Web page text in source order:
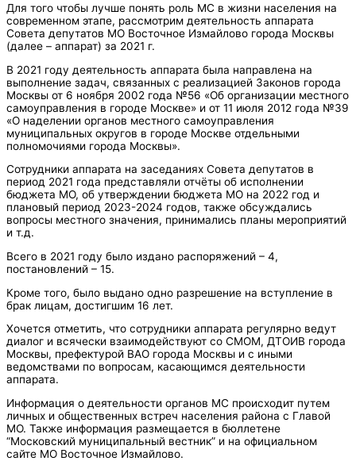
Для того чтобы лучше понять роль МС в жизни населения на
современном этапе, рассмотрим деятельность аппарата
Совета депутатов МО Восточное Измайлово города Москвы
(далее – аппарат) за 2021 г.
В 2021 году деятельность аппарата была направлена на
выполнение задач, связанных с реализацией Законов города
Москвы от 6 ноября 2002 года №56 «Об организации местного
самоуправления в городе Москве» и от 11 июля 2012 года №39
«О наделении органов местного самоуправления
муниципальных округов в городе Москве отдельными
полномочиями города Москвы».
Сотрудники аппарата на заседаниях Совета депутатов в
период 2021 года представляли отчёты об исполнении
бюджета МО, об утверждении бюджета МО на 2022 год и
плановый период 2023-2024 годов, также обсуждались
вопросы местного значения, принимались планы мероприятий
и т.д.
Всего в 2021 году было издано распоряжений – 4,
постановлений – 15.
Кроме того, было выдано одно разрешение на вступление в
брак лицам, достигшим 16 лет.
Хочется отметить, что сотрудники аппарата регулярно ведут
диалог и всячески взаимодействуют со СМОМ, ДТОИВ города
Москвы, префектурой ВАО города Москвы и с иными
ведомствами по вопросам, касающимся деятельности
аппарата.
Информация о деятельности органов МС происходит путем
личных и общественных встреч населения района с Главой
МО. Также информация размещается в бюллетене
“Московский муниципальный вестник” и на официальном
сайте МО Восточное Измайлово.